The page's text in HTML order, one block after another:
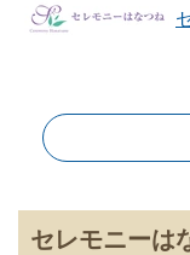
セレモニーは